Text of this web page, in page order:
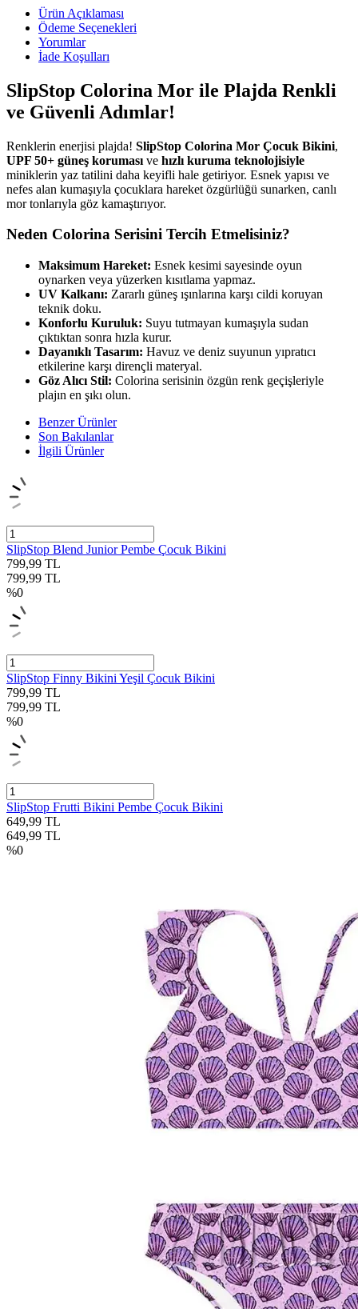
Ürün Açıklaması
Ödeme Seçenekleri
Yorumlar
İade Koşulları
SlipStop Colorina Mor ile Plajda Renkli
ve Güvenli Adımlar!
Renklerin enerjisi plajda! SlipStop Colorina Mor Çocuk Bikini,
UPF 50+ güneş koruması ve hızlı kuruma teknolojisiyle
miniklerin yaz tatilini daha keyifli hale getiriyor. Esnek yapısı ve
nefes alan kumaşıyla çocuklara hareket özgürlüğü sunarken, canlı
mor tonlarıyla göz kamaştırıyor.
Neden Colorina Serisini Tercih Etmelisiniz?
Maksimum Hareket: Esnek kesimi sayesinde oyun
oynarken veya yüzerken kısıtlama yapmaz.
UV Kalkanı: Zararlı güneş ışınlarına karşı cildi koruyan
teknik doku.
Konforlu Kuruluk: Suyu tutmayan kumaşıyla sudan
çıktıktan sonra hızla kurur.
Dayanıklı Tasarım: Havuz ve deniz suyunun yıpratıcı
etkilerine karşı dirençli materyal.
Göz Alıcı Stil: Colorina serisinin özgün renk geçişleriyle
plajın en şıkı olun.
Benzer Ürünler
Son Bakılanlar
İlgili Ürünler
SlipStop Blend Junior Pembe Çocuk Bikini
799,99 TL
799,99 TL
%0
SlipStop Finny Bikini Yeşil Çocuk Bikini
799,99 TL
799,99 TL
%0
SlipStop Frutti Bikini Pembe Çocuk Bikini
649,99 TL
649,99 TL
%0